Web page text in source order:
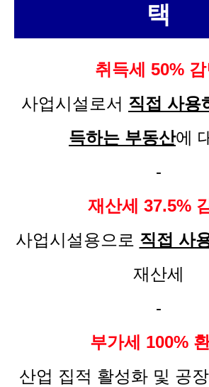
택
취득세 50% 감
사업시설로서 직접 사용
득하는 부동산에
-
재산세 37.5%
사업시설용으로 직접 사
재산세
-
부가세 100%
산업 집적 활성화 및 공